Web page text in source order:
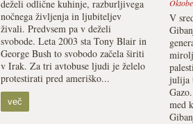
deželi odlične kuhinje, razburljivega
nočnega življenja in ljubiteljev
živali. Predvsem pa v deželi
svobode. Leta 2003 sta Tony Blair in
George Bush to svobodo začela širiti
v Irak. Za tri avtobuse ljudi je želelo
protestirati pred ameriško...
več
V
julija
med